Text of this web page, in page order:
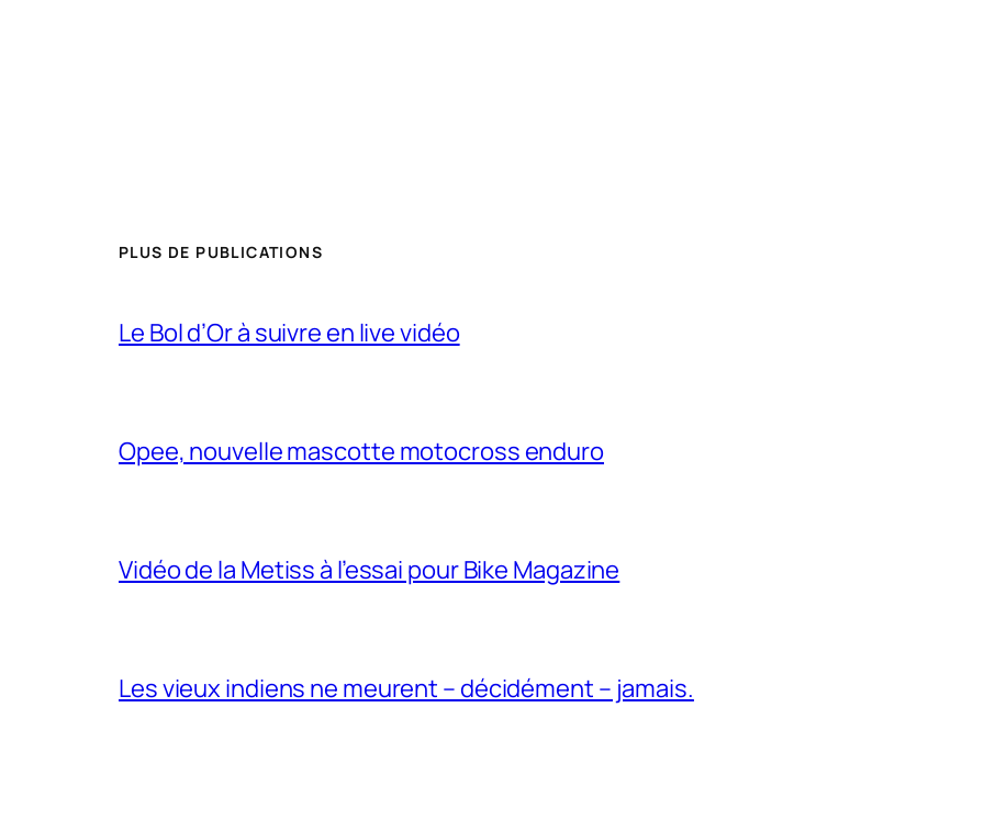
PLUS DE PUBLICATIONS
Le Bol d’Or à suivre en live vidéo
Opee, nouvelle mascotte motocross enduro
Vidéo de la Metiss à l’essai pour Bike Magazine
Les vieux indiens ne meurent – décidément – jamais.